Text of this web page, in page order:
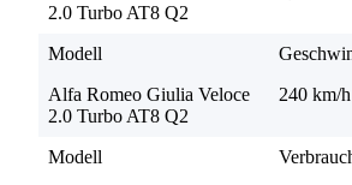
2.0 Turbo AT8 Q2
Modell
Alfa Romeo Giulia Veloce
2.0 Turbo AT8 Q2
240 km/h
Modell